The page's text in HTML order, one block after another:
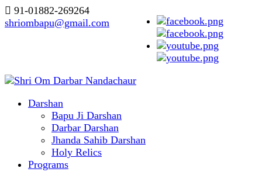
91-01882-269264
shriombapu@gmail.com
Darshan
Bapu Ji Darshan
Darbar Darshan
Jhanda Sahib Darshan
Holy Relics
Programs